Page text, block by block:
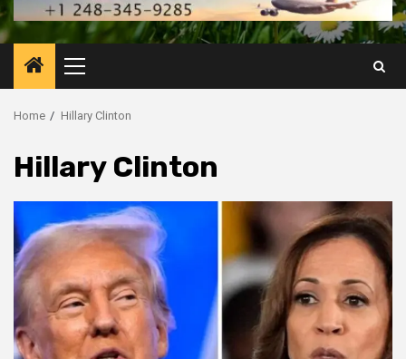
Primary
Menu
Home Hillary Clinton
Hillary Clinton